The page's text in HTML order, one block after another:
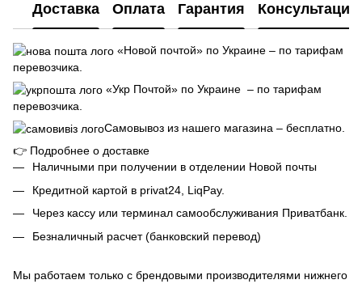
Доставка Оплата Гарантия Консультация
«Новой почтой» по Украине – по тарифам
перевозчика.
«Укр Почтой» по Украине – по тарифам
перевозчика.
Самовывоз из нашего магазина – бесплатно.
👉 Подробнее о доставке
Наличными при получении в отделении Новой почты
Кредитной картой в privat24, LiqPay.
Через кассу или терминал самообслуживания Приватбанк.
Безналичный расчет (банковский перевод)
Мы работаем только с брендовыми производителями нижнего